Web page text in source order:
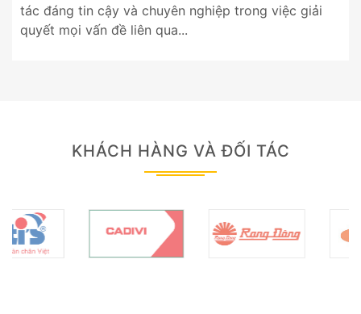
tác đáng tin cậy và chuyên nghiệp trong việc giải
quyết mọi vấn đề liên qua...
KHÁCH HÀNG VÀ ĐỐI TÁC